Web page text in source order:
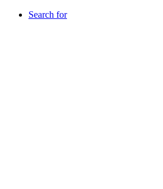
Search for